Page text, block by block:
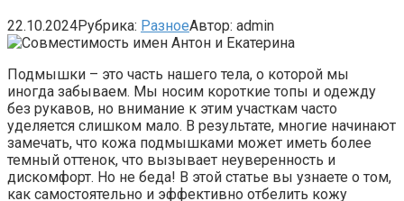
22.10.2024Рубрика: РазноеАвтор: admin
Подмышки – это часть нашего тела, о которой мы
иногда забываем. Мы носим короткие топы и одежду
без рукавов, но внимание к этим участкам часто
уделяется слишком мало. В результате, многие начинают
замечать, что кожа подмышками может иметь более
темный оттенок, что вызывает неуверенность и
дискомфорт. Но не беда! В этой статье вы узнаете о том,
как самостоятельно и эффективно отбелить кожу